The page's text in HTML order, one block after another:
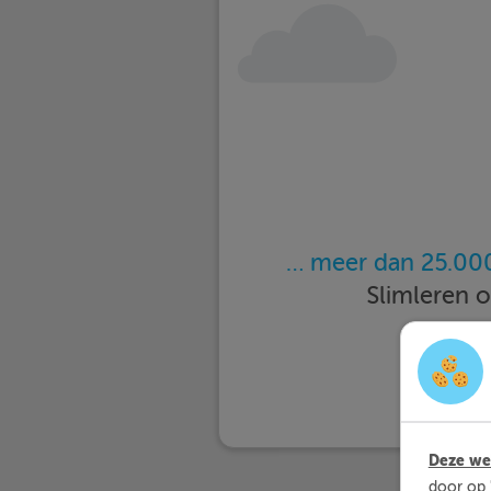
… meer dan
Slimleren
Deze
door op